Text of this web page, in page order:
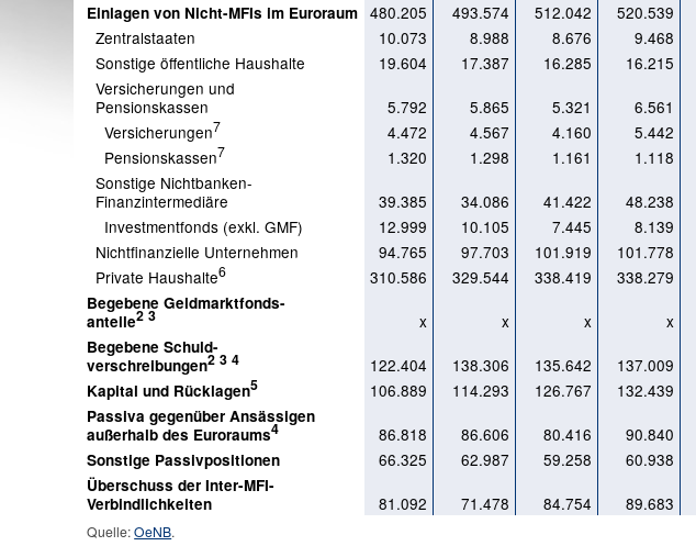
Einlagen von Nicht-MFIs im Euroraum 480.205 493.574 512.042 520.539
Zentralstaaten
10.073 8.988 8.676 9.468
Sonstige öffentliche Haushalte
19.604 17.387 16.285 16.215
Versicherungen und
Pensionskassen
5.792 5.865 5.321 6.561
Versicherungen7 4.472 4.567 4.160 5.442
Pensionskassen7 1.320 1.298 1.161 1.118
Sonstige Nichtbanken-
Finanzintermediäre
39.385 34.086 41.422 48.238
Investmentfonds (exkl. GMF)
12.999 10.105 7.445 8.139
Nichtfinanzielle Unternehmen
94.765 97.703 101.919 101.778
Private Haushalte6 310.586 329.544 338.419 338.279
Begebene Geldmarktfonds-
anteile2 3 x x x x
Begebene Schuld-
verschreibungen2 3 4 122.404 138.306 135.642 137.009
Kapital und Rücklagen5 106.889 114.293 126.767 132.439
Passiva gegenüber Ansässigen
außerhalb des Euroraums4 86.818 86.606 80.416 90.840
Sonstige Passivpositionen 66.325 62.987 59.258 60.938
Überschuss der Inter-MFI-
Verbindlichkeiten
81.092 71.478 84.754 89.683
Quelle:OeNB.